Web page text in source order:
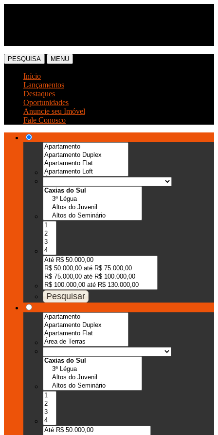
PESQUISA MENU
Início
Lançamentos
Destaques
Oportunidades
Anuncie seu Imóvel
Fale Conosco